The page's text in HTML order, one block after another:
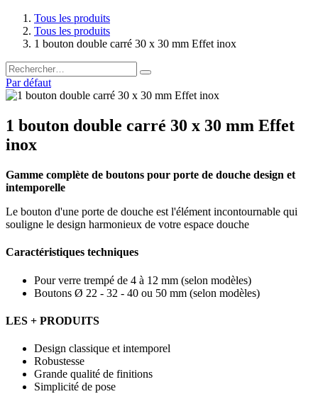
Tous les produits
Tous les produits
1 bouton double carré 30 x 30 mm Effet inox
Par défaut
1 bouton double carré 30 x 30 mm Effet
inox
Gamme complète de boutons pour porte de douche design et
intemporelle
Le bouton d'une porte de douche est l'élément incontournable qui
souligne le design harmonieux de votre espace douche
Caractéristiques techniques
Pour verre trempé de 4 à 12 mm (selon modèles)
Boutons Ø 22 - 32 - 40 ou 50 mm (selon modèles)
LES + PRODUITS
Design classique et intemporel
Robustesse
Grande qualité de finitions
Simplicité de pose